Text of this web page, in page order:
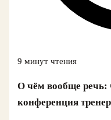
9 минут чтения
О чём вообще речь:
конференция